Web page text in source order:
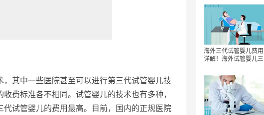
其中一些医院甚至可以进行第三代试管婴儿技
费标准各不相同。试管婴儿的技术也有多种，
试管婴儿的费用最高。目前，国内的正规医院
海外三代试管婴儿费用
详解！海外试管婴儿三